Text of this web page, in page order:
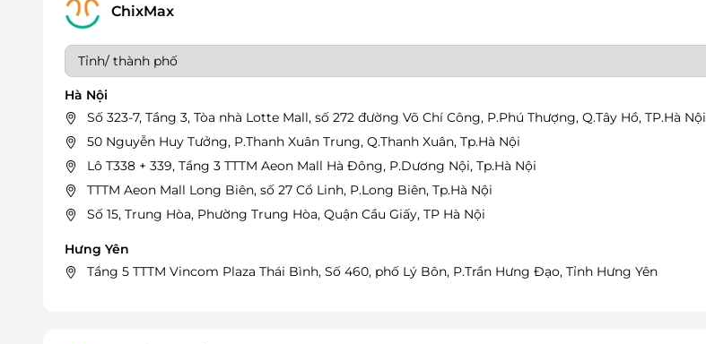
ChixMax
Hà Nội
Số 323-7, Tầng 3, Tòa nhà Lotte Mall, số 272 đường Võ Chí Công, P.Phú Thượng, Q.Tây Hồ, TP.Hà Nội
50 Nguyễn Huy Tưởng, P.Thanh Xuân Trung, Q.Thanh Xuân, Tp.Hà Nội
Lô T338 + 339, Tầng 3 TTTM Aeon Mall Hà Đông, P.Dương Nội, Tp.Hà Nội
TTTM Aeon Mall Long Biên, số 27 Cổ Linh, P.Long Biên, Tp.Hà Nội
Số 15, Trung Hòa, Phường Trung Hòa, Quận Cầu Giấy, TP Hà Nội
Hưng Yên
Tầng 5 TTTM Vincom Plaza Thái Bình, Số 460, phố Lý Bôn, P.Trần Hưng Đạo, Tỉnh Hưng Yên